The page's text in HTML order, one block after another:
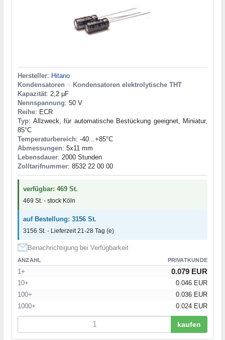
Hersteller: Hitano
Kondensatoren > Kondensatoren elektrolytische THT
Kapazität: 2,2 µF
Nennspannung: 50 V
Reihe: ECR
Typ: Allzweck, für automatische Bestückung geeignet, Miniatur,
85°C
Temperaturbereich: -40...+85°C
Abmessungen: 5x11 mm
Lebensdauer: 2000 Stunden
Zolltarifnummer: 8532 22 00 00
verfügbar: 469 St.
469 St. - stock Köln
auf Bestellung: 3156 St.
3156 St. - Lieferzeit 21-28 Tag (e)
Benachrichtigung bei Verfügbarkeit
ANZAHL PRIVATKUNDE
1+ 0.079 EUR
10+
0.046 EUR
100+
0.036 EUR
1000+
0.024 EUR
kaufen